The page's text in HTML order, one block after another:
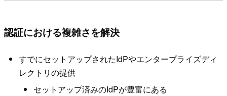
認証における複雑さを解決
すでにセットアップされたIdPやエンタープライズディ
レクトリの提供
セットアップ済みのIdPが豊富にある